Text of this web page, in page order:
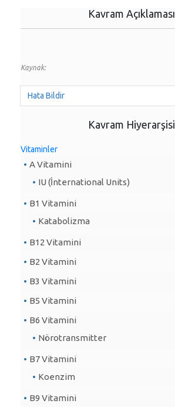
Kavram Açıklaması
Kaynak:
Hata Bildir
Kavram Hiyerarşisi
Vitaminler
A Vitamini
IU (İnternational Units)
B1 Vitamini
Katabolizma
B12 Vitamini
B2 Vitamini
B3 Vitamini
B5 Vitamini
B6 Vitamini
Nörotransmitter
B7 Vitamini
Koenzim
B9 Vitamini